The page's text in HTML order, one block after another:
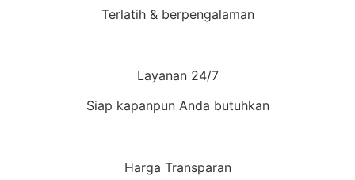
Terlatih & berpengalaman
Layanan 24/7
Siap kapanpun Anda butuhkan
Harga Transparan